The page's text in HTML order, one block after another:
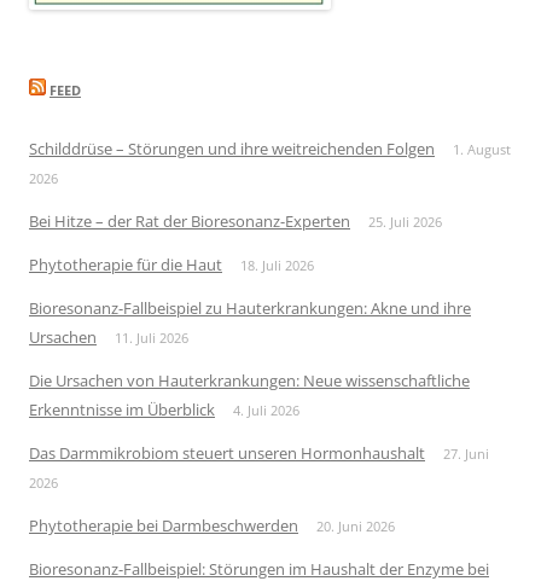
FEED
Schilddrüse – Störungen und ihre weitreichenden Folgen
1. August
2026
Bei Hitze – der Rat der Bioresonanz-Experten 25. Juli 2026
Phytotherapie für die Haut 18. Juli 2026
Bioresonanz-Fallbeispiel zu Hauterkrankungen: Akne und ihre
Ursachen
11. Juli 2026
Die Ursachen von Hauterkrankungen: Neue wissenschaftliche
Erkenntnisse im Überblick
4. Juli 2026
Das Darmmikrobiom steuert unseren Hormonhaushalt
27. Juni
2026
Phytotherapie bei Darmbeschwerden 20. Juni 2026
Bioresonanz-Fallbeispiel: Störungen im Haushalt der Enzyme bei